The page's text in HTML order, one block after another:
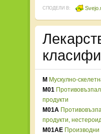
СПОДЕЛИ В:
M Мускулно-
M01
продукти
M01A
продукти,
M01AE